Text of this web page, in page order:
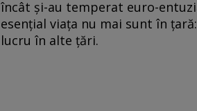
încât şi-au temperat euro-
esenţial viaţa nu mai sunt în
lucru în alte ţări.